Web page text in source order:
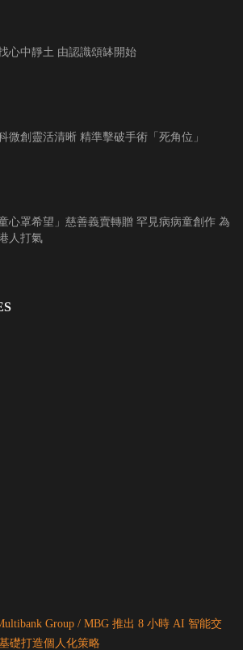
心中靜土 由認識頌缽開始
微創靈活清晰 精準擊破手術「死角位」
童心罩希望」慈善義賣轉贈 罕見病病童創作 為
人打氣
Group / MBG 推出 8 小時 AI 智能交
礎打造個人化策略